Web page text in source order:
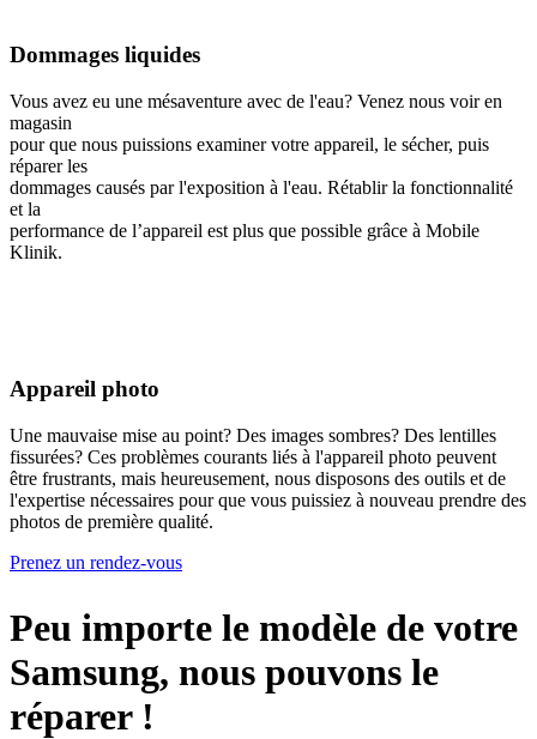
Dommages liquides
Vous avez eu une mésaventure avec de l'eau? Venez nous voir en
magasin
pour que nous puissions examiner votre appareil, le sécher, puis
réparer les
dommages causés par l'exposition à l'eau. Rétablir la fonctionnalité
et la
performance de l’appareil est plus que possible grâce à Mobile
Klinik.
Appareil photo
Une mauvaise mise au point? Des images sombres? Des lentilles
fissurées? Ces problèmes courants liés à l'appareil photo peuvent
être frustrants, mais heureusement, nous disposons des outils et de
l'expertise nécessaires pour que vous puissiez à nouveau prendre des
photos de première qualité.
Prenez un rendez-vous
Peu importe le modèle de votre
Samsung, nous pouvons le
réparer !